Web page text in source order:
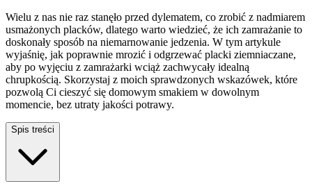
Wielu z nas nie raz stanęło przed dylematem, co zrobić z nadmiarem
usmażonych placków, dlatego warto wiedzieć, że ich zamrażanie to
doskonały sposób na niemarnowanie jedzenia. W tym artykule
wyjaśnię, jak poprawnie mrozić i odgrzewać placki ziemniaczane,
aby po wyjęciu z zamrażarki wciąż zachwycały idealną
chrupkością. Skorzystaj z moich sprawdzonych wskazówek, które
pozwolą Ci cieszyć się domowym smakiem w dowolnym
momencie, bez utraty jakości potrawy.
Spis treści